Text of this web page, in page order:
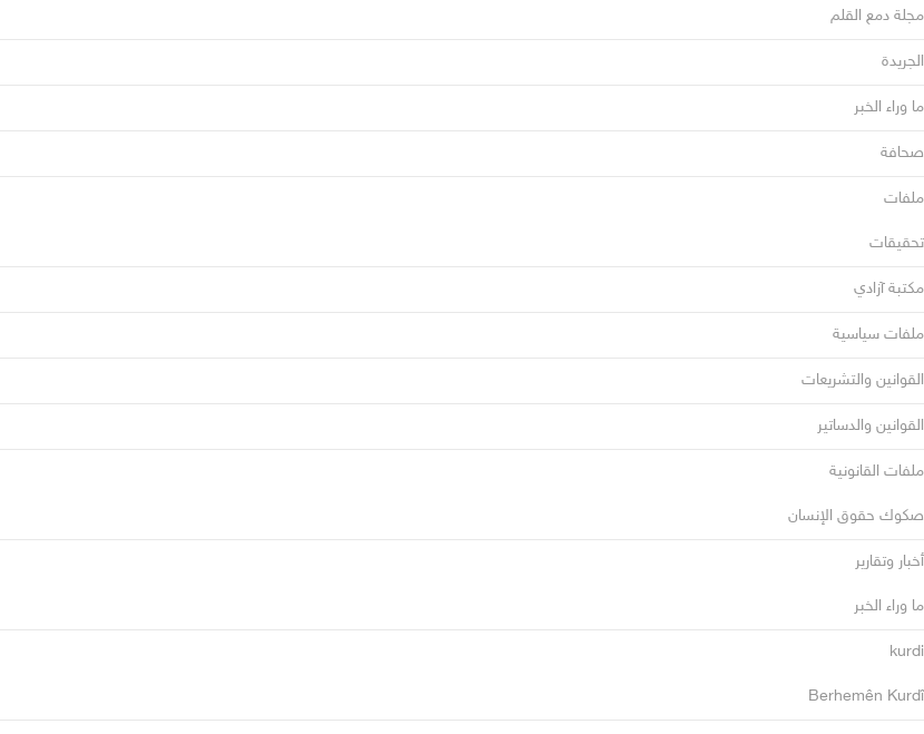
مجلة دمع القلم
الجريدة
ما وراء الخبر
صحافة
ملفات
تحقيقات
مكتبة آزادي
ملفات سياسية
القوانين والتشريعات
القوانين والدساتير
ملفات القانونية
صكوك حقوق الإنسان
أخبار وتقارير
ما وراء الخبر
kurdi
Berhemên Kurdî